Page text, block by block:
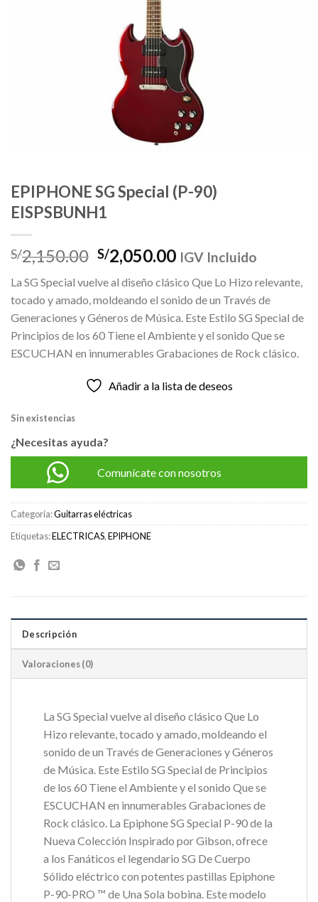
EPIPHONE SG Special (P-90)
EISPSBUNH1
S/2,150.00 El
precio
original
era:
S/2,150.00.
S/2,050.00El
actual
es:
S/2,050.00.
IGV Incluido
La SG Special vuelve al diseño clásico Que Lo Hizo relevante,
tocado y amado, moldeando el sonido de un Través de
Generaciones y Géneros de Música. Este Estilo SG Special de
Principios de los 60 Tiene el Ambiente y el sonido Que se
ESCUCHAN en innumerables Grabaciones de Rock clásico.
Añadir a la lista de deseos
Sin existencias
¿Necesitas ayuda?
Comunícate con nosotros
Categoría:Guitarras eléctricas
Etiquetas:ELECTRICAS,EPIPHONE
Descripción
Valoraciones (0)
La SG Special vuelve al diseño clásico Que Lo
Hizo relevante, tocado y amado, moldeando el
sonido de un Través de Generaciones y Géneros
de Música. Este Estilo SG Special de Principios
de los 60 Tiene el Ambiente y el sonido Que se
ESCUCHAN en innumerables Grabaciones de
Rock clásico. La Epiphone SG Special P-90 de la
Nueva Colección Inspirado por Gibson, ofrece
a los Fanáticos el legendario SG De Cuerpo
Sólido eléctrico con potentes pastillas Epiphone
P-90-PRO ™ de Una Sola bobina. Este modelo